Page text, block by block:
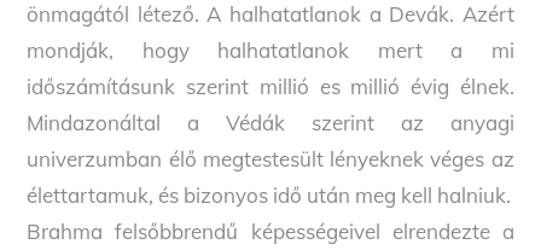
önmagától létező. A halhatatlanok a Devák. Azért
mondják, hogy halhatatlanok mert a mi
időszámításunk szerint millió es millió évig élnek.
Mindazonáltal a Védák szerint az anyagi
univerzumban élő megtestesült lényeknek véges az
élettartamuk, és bizonyos idő után meg kell halniuk.
Brahma felsőbbrendű képességeivel elrendezte a